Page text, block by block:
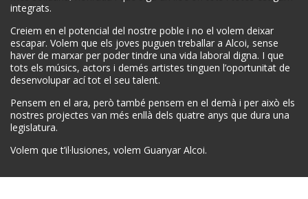
integrats.
Creiem en el potencial del nostre poble i no el volem deixar
escapar. Volem que els joves puguen treballar a Alcoi, sense
haver de marxar per poder tindre una vida laboral digna. I que
tots els músics, actors i demés artistes tinguen l’oportunitat de
desenvolupar ací tot el seu talent.
Pensem en el ara, però també pensem en el demà i per això els
nostres projectes van més enllà dels quatre anys que dura una
legislatura.
Volem que t’il·lusiones, volem Guanyar Alcoi.